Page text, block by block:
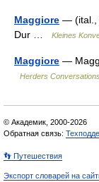
Maggiore — (ital.,
Dur …
Kleines
Maggiore —
Herders
© Академик, 2000-2026
Обратная связь:
👣 Путешествия
Экспорт словарей на